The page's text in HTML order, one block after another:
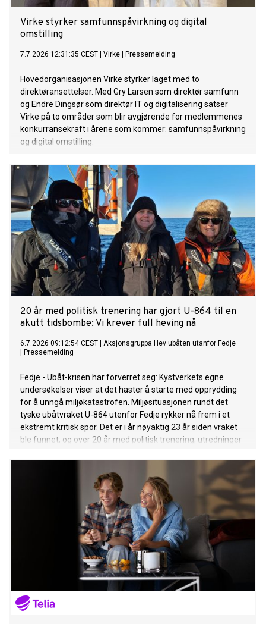
Virke styrker samfunnspåvirkning og digital
omstilling
7.7.2026 12:31:35 CEST Virke Pressemelding
Hovedorganisasjonen Virke styrker laget med to
direktøransettelser. Med Gry Larsen som direktør samfunn
og Endre Dingsør som direktør IT og digitalisering satser
Virke på to områder som blir avgjørende for medlemmenes
konkurransekraft i årene som kommer: samfunnspåvirkning
og digital omstilling.
20 år med politisk trenering har gjort U-864 til en
akutt tidsbombe: Vi krever full heving nå
6.7.2026 09:12:54 CEST
Aksjonsgruppa Hev ubåten utanfor Fedje
Pressemelding
Fedje - Ubåt-krisen har forverret seg: Kystverkets egne
undersøkelser viser at det haster å starte med opprydding
for å unngå miljøkatastrofen. Miljøsituasjonen rundt det
tyske ubåtvraket U-864 utenfor Fedje rykker nå frem i et
ekstremt kritisk spor. Det er i år nøyaktig 23 år siden vraket
ble funnet, og over 20 år med politisk trenering, utredninger
er så alarmerende. Mens politikerne har skjøvet saken foran
seg, har vraket rustet på havbunnen. Kystverkets egne
fysiske undersøkelser viser at det haster mer enn noen